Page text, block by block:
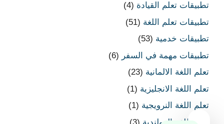
تطبيقات تعلم القيادة (4)
تطبيقات تعلم اللغة (51)
تطبيقات خدمية (53)
تطبيقات مهمة في السفر (6)
تعلم اللغة الالمانية (23)
تعلم اللغة الانجليزية (1)
تعلم اللغة النرويجية (1)
تعلم اللغة الهولندية (3)